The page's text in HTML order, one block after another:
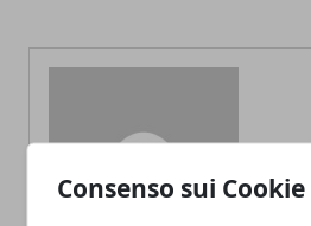
Consenso sui Cookie
Redazione